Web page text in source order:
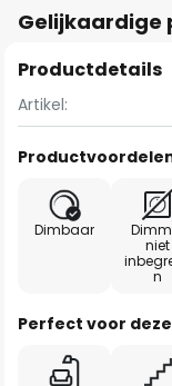
Gelijkaardige
Productdetails
Artikel:
Dimbaar
niet
n
Perfect voor